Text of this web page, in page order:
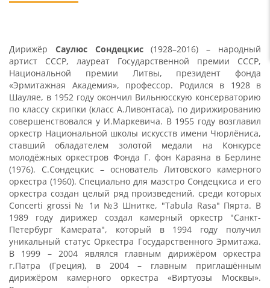
Дирижёр Саулюс Сондецкис(1928–2016) – народный
артист СССР, лауреат Государственной премии СССР,
Национальной премии Литвы, президент фонда
«Эрмитажная Академия», профессор. Родился в 1928 в
Шауляе, в 1952 году окончил Вильнюсскую консерваторию
по классу скрипки (класс А.Ливонтаса), по дирижированию
совершенствовался у И.Маркевича. В 1955 году возглавил
оркестр Национальной школы искусств имени Чюрлёниса,
ставший обладателем золотой медали на Конкурсе
молодёжных оркестров Фонда Г. фон Караяна в Берлине
(1976). С.Сондецкис – основатель Литовского камерного
оркестра (1960). Специально для маэстро Сондецкиса и его
оркестра создан целый ряд произведений, среди которых
Concerti grossi № 1и №3 Шнитке, "Tabula Rasa" Пярта. В
1989 году дирижер создал камерный оркестр "Санкт-
Петербург Камерата", который в 1994 году получил
уникальный статус Оркестра Государственного Эрмитажа.
В 1999 – 2004 являлся главным дирижёром оркестра
г.Патра (Греция), в 2004 – главным приглашённым
дирижёром камерного оркестра «Виртуозы Москвы».